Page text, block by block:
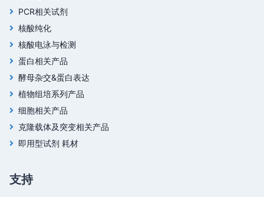
PCR相关试剂
核酸纯化
核酸电泳与检测
蛋白相关产品
酵母杂交&蛋白表达
植物组培系列产品
细胞相关产品
克隆载体及突变相关产品
即用型试剂 耗材
支持